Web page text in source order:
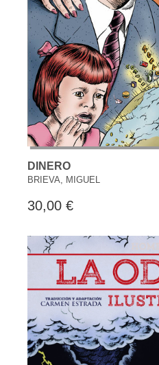
DINERO
BRIEVA, MIGUEL
30,00 €